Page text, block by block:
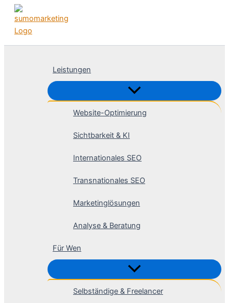
Zum
Inhalt
springen
Leistungen
Website-Optimierung
Sichtbarkeit & KI
Internationales SEO
Transnationales SEO
Marketinglösungen
Analyse & Beratung
Für Wen
Selbständige & Freelancer